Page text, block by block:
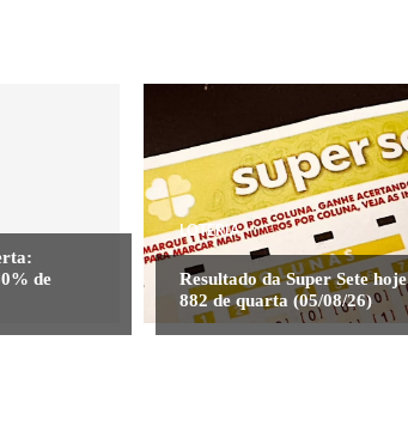
de
LOTERIA
Resultado da Super Sete hoje
882 de quarta (05/08/26)